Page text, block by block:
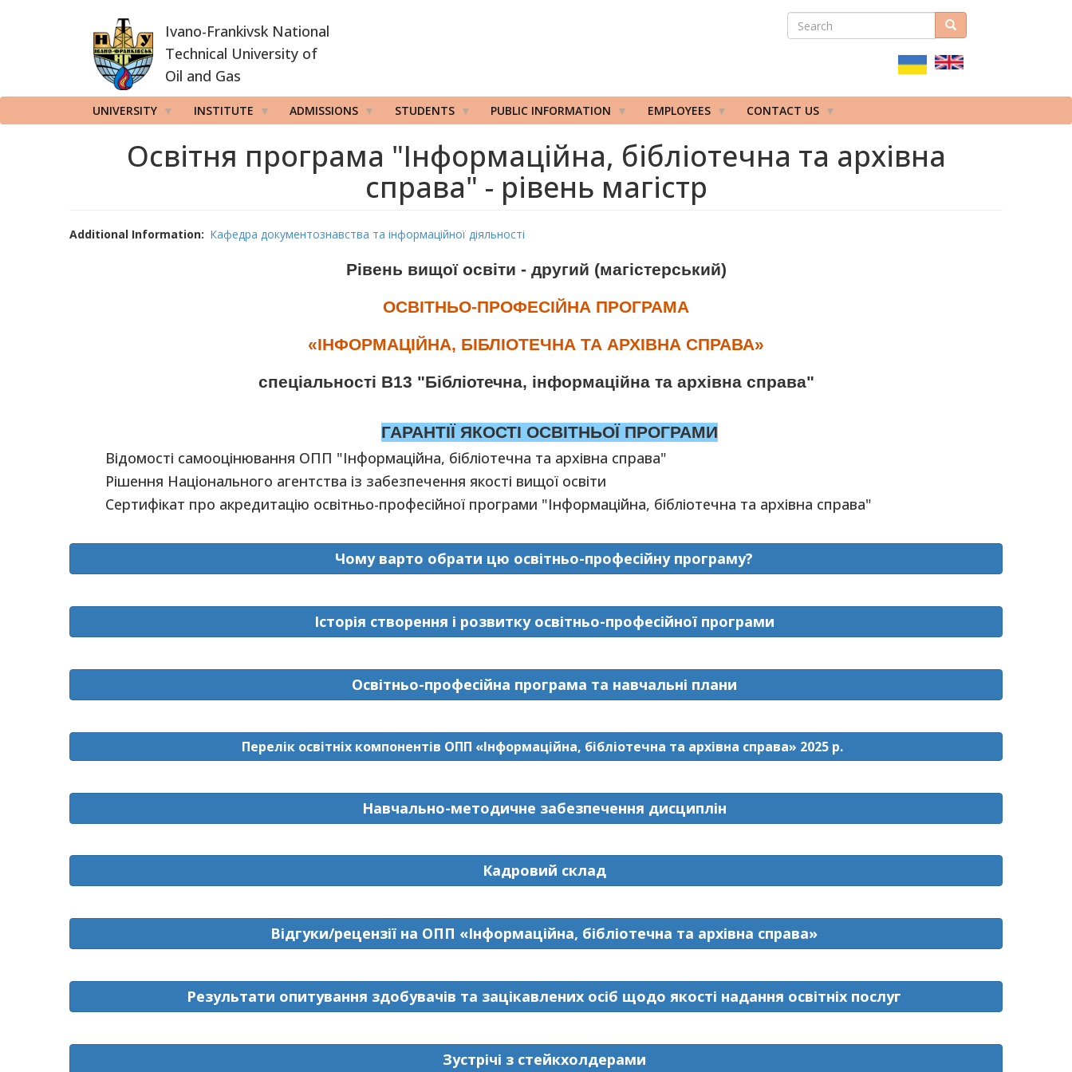
Ivano-Frankivsk National
Technical University of
Oil and Gas
ПОШУКОВА
SEARCH Search
UNIVERSITY INSTITUTE ADMISSIONS STUDENTS PUBLIC INFORMATION EMPLOYEES CONTACT US
Освітня програма "Інформаційна, бібліотечна та архівна
справа" - рівень магістр
Additional Information Кафедра документознавства та інформаційної діяльності
Рівень вищої освіти - другий (магістерський)
ОСВІТНЬО-ПРОФЕСІЙНА ПРОГРАМА
«ІНФОРМАЦІЙНА, БІБЛІОТЕЧНА ТА АРХІВНА СПРАВА»
спеціальності В13 "Бібліотечна, інформаційна та архівна справа"
ГАРАНТІЇ ЯКОСТІ ОСВІТНЬОЇ ПРОГРАМИ
Відомості самооцінювання ОПП "Інформаційна, бібліотечна та архівна справа"
Рішення Національного агентства із забезпечення якості вищої освіти
Сертифікат про акредитацію освітньо-професійної програми "Інформаційна, бібліотечна та архівна справа"
Чому варто обрати цю освітньо-професійну програму?
Історія створення і розвитку освітньо-професійної програми
Освітньо-професійна програма та навчальні плани
Перелік освітніх компонентів ОПП «Інформаційна, бібліотечна та архівна справа» 2025 р.
Навчально-методичне забезпечення дисциплін
Кадровий склад
Відгуки/рецензії на ОПП «Інформаційна, бібліотечна та архівна справа»
Результати опитування здобувачів та зацікавлених осіб щодо якості надання освітніх послуг
Зустрічі з стейкхолдерами